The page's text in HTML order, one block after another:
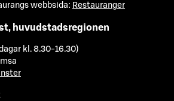
webbsida: Restauranger
huvudstadsregionen
kl. 8.30-16.30)